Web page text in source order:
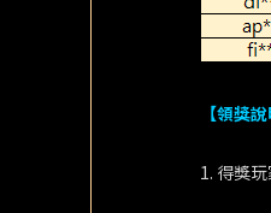
【領獎
1. 得獎